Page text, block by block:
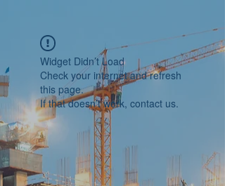
Widget Didn’t Load
Check your internet and refresh
this page.
If that doesn’t work, contact us.